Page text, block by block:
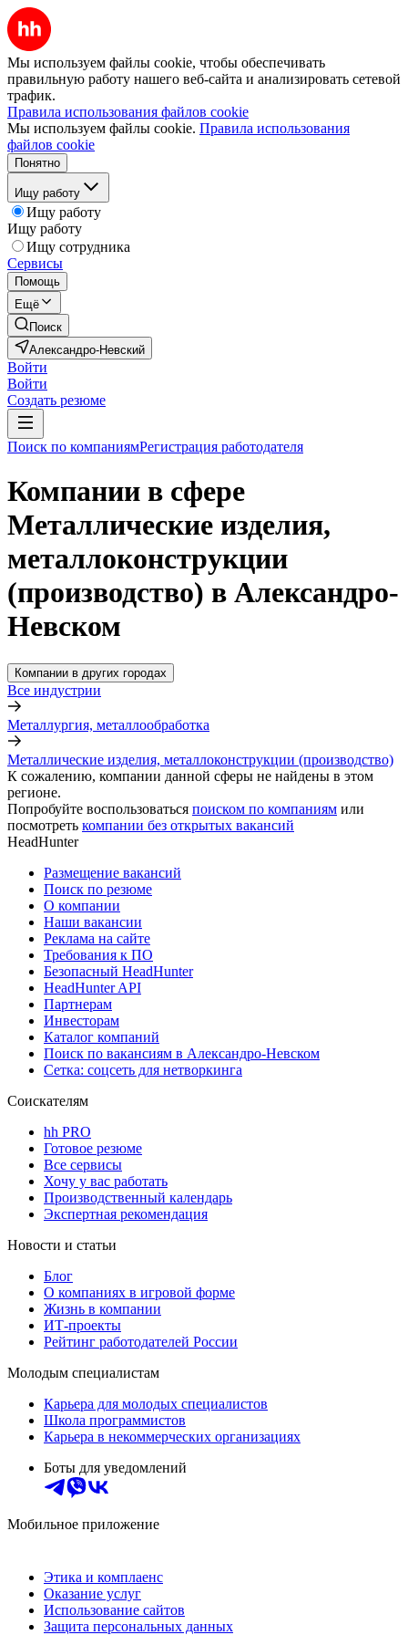
Мы используем файлы cookie, чтобы обеспечивать
правильную работу нашего веб-сайта и анализировать сетевой
трафик.
Правила использования файлов cookie
Мы используем файлы cookie. Правила использования
файлов cookie
Понятно
Ищу работу
Ищу работу
Ищу работу
Ищу сотрудника
Сервисы
Помощь
Ещё
Поиск
Александро-Невский
Войти
Войти
Создать резюме
Поиск по компаниямРегистрация работодателя
Компании в сфере
Металлические изделия,
металлоконструкции
(производство) в Александро-
Невском
Компании в других городах
Все индустрии
Металлургия, металлообработка
Металлические изделия, металлоконструкции (производство)
К сожалению, компании данной сферы не найдены в этом
регионе.
Попробуйте воспользоваться поиском по компаниям или
посмотреть компании без открытых вакансий
HeadHunter
Размещение вакансий
Поиск по резюме
О компании
Наши вакансии
Реклама на сайте
Требования к ПО
Безопасный HeadHunter
HeadHunter API
Партнерам
Инвесторам
Каталог компаний
Поиск по вакансиям в Александро-Невском
Сетка: соцсеть для нетворкинга
Соискателям
hh PRO
Готовое резюме
Все сервисы
Хочу у вас работать
Производственный календарь
Экспертная рекомендация
Новости и статьи
Блог
О компаниях в игровой форме
Жизнь в компании
ИТ-проекты
Рейтинг работодателей России
Молодым специалистам
Карьера для молодых специалистов
Школа программистов
Карьера в некоммерческих организациях
Боты для уведомлений
Мобильное приложение
Этика и комплаенс
Оказание услуг
Использование сайтов
Защита персональных данных